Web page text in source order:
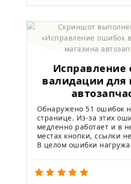
Исправление
валидации для
Обнаружено 51 ошибок
странице. Из-за этих
медленно работает и в
местах кнопки, ссылки
В целом ошибки